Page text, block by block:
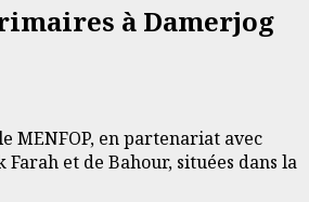
à Damerjog
MENFOP, en partenariat avec
et de Bahour, situées dans la